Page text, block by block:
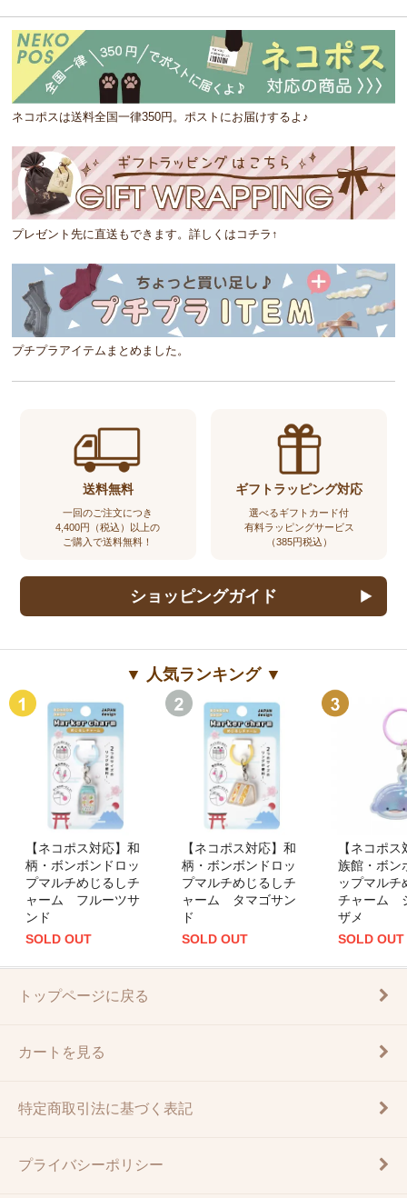
ネコポスは送料全国一律350円。ポストにお届けするよ♪
プレゼント先に直送もできます。詳しくはコチラ↑
プチプラアイテムまとめました。
送料無料
一回のご注文につき
4,400円（税込）以上の
ご購入で送料無料！
ギフトラッピング対応
選べるギフトカード付
有料ラッピングサービス
（385円税込）
ショッピングガイド
▼ 人気ランキング ▼
【ネコポス対応】和
柄・ボンボンドロッ
プマルチめじるしチ
ャーム フルーツサ
ンド
SOLD OUT
【ネコポス対応】和
柄・ボンボンドロッ
プマルチめじるしチ
ャーム タマゴサン
ド
SOLD OUT
【ネコポ
族館・ボン
ップマルチ
チャーム
ザメ
SOLD OUT
トップページに戻る
カートを見る
特定商取引法に基づく表記
プライバシーポリシー